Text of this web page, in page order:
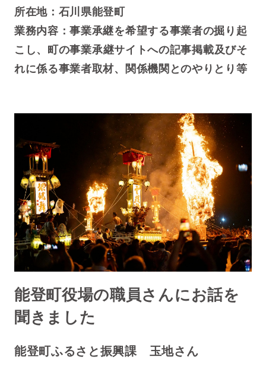
所在地：石川県能登町
業務内容：事業承継を希望する事業者の掘り起
こし、
町の事業承継サイトへの記事掲載及びそ
れに係る事業者取材、関係機関とのやりとり等
能登町役場の職員さんにお話を
聞きました
能登町ふるさと振興課 玉地さん